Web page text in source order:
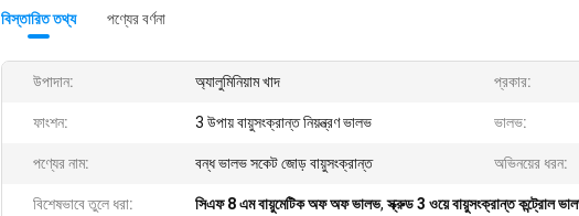
বিস্তারিত তথ্য পণ্যের বর্ণনা
উপাদান: অ্যালুমিনিয়াম খাদ প্রকার:
ফাংশন: 3 উপায় বায়ুসংক্রান্ত নিয়ন্ত্রণ ভালভ ভালভ:
পণ্যের নাম: বন্ধ ভালভ সকেট জোড় বায়ুসংক্রান্ত অভিনয়ের ধরন:
বিশেষভাবে তুলে ধরা: সিএফ 8 এম বায়ুমেটিক অফ অফ ভালভ,স্ক্রুড 3 ওয়ে বায়ুসংক্রান্ত কন্ট্রোল